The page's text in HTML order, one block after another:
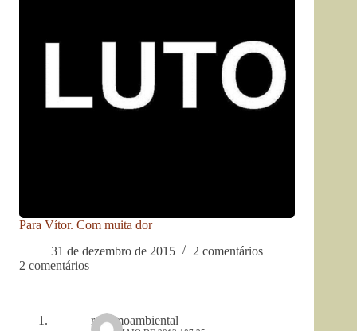
Para Vítor. Com muita dor
31 de dezembro de 2015
2 comentários
2 comentários
racismoambiental